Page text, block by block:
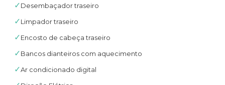
✓ Desembaçador traseiro
✓ Limpador traseiro
✓ Encosto de cabeça traseiro
✓ Bancos dianteiros com aquecimento
✓Ar condicionado digital